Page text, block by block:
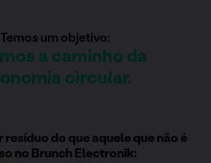
Temos um objetivo:
a caminho da
circular.
resíduo do que aquele que não é
no Brunch Electronik: